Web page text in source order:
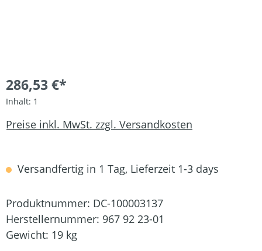
286,53 €*
Inhalt: 1
Preise inkl. MwSt. zzgl. Versandkosten
Versandfertig in 1 Tag, Lieferzeit 1-3 days
Produktnummer: DC-100003137
Herstellernummer: 967 92 23-01
Gewicht: 19 kg